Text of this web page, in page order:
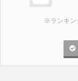
※ランキン